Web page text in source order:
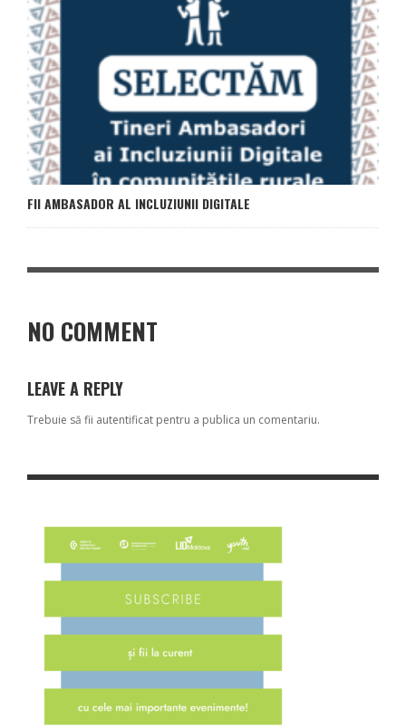
FII AMBASADOR AL INCLUZIUNII DIGITALE
NO COMMENT
LEAVE A REPLY
Trebuie să fii autentificat pentru a publica un comentariu.